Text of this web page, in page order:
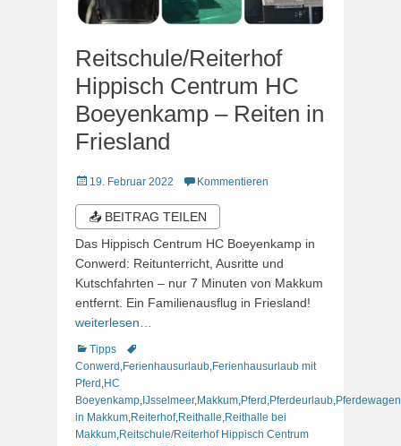
Reitschule/Reiterhof
Hippisch Centrum HC
Boeyenkamp – Reiten in
Friesland
Veröffentlicht
19. Februar 2022 Kommentieren
📤 BEITRAG TEILEN
Das Hippisch Centrum HC Boeyenkamp in
Conwerd: Reitunterricht, Ausritte und
Kutschfahrten – nur 7 Minuten von Makkum
entfernt. Ein Familienausflug in Friesland!
weiterlesen…
Kategorien
Tipps
Schlagworte
Conwerd Ferienhausurlaub Ferienhausurlaub mit
Pferd HC
Boeyenkamp IJsselmeer, Makkum Pferd Pferdeurlaub Pferdewagen
in Makkum Reiterhof, Reithalle Reithalle bei
Makkum Reitschule/Reiterhof Hippisch Centrum